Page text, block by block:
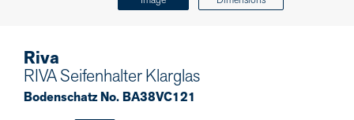
Riva
RIVA Seifenhalter Klarglas
Bodenschatz No. BA38VC121